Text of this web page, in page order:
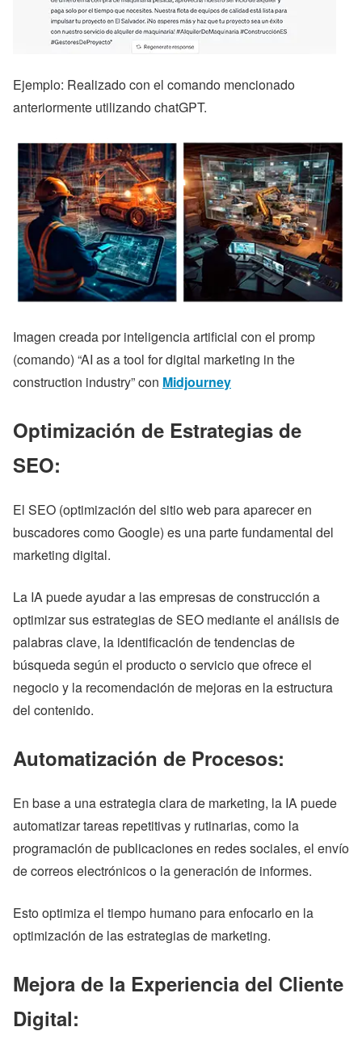
Ejemplo: Realizado con el comando mencionado
anteriormente utilizando chatGPT.
Imagen creada por inteligencia artificial con el promp
(comando) “AI as a tool for digital marketing in the
construction industry” con Midjourney
Optimización de Estrategias de
SEO:
El SEO (optimización del sitio web para aparecer en
buscadores como Google) es una parte fundamental del
marketing digital.
La IA puede ayudar a las empresas de construcción a
optimizar sus estrategias de SEO mediante el análisis de
palabras clave, la identificación de tendencias de
búsqueda según el producto o servicio que ofrece el
negocio y la recomendación de mejoras en la estructura
del contenido.
Automatización de Procesos:
En base a una estrategia clara de marketing, la IA puede
automatizar tareas repetitivas y rutinarias, como la
programación de publicaciones en redes sociales, el envío
de correos electrónicos o la generación de informes.
Esto optimiza el tiempo humano para enfocarlo en la
optimización de las estrategias de marketing.
Mejora de la Experiencia del Cliente
Digital: